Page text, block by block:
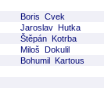
Boris Cvek
Jaroslav Hutka
Štěpán Kotrba
Miloš Dokulil
Bohumil Kartous